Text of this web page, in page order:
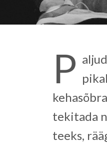
P
tekitada
teeks,